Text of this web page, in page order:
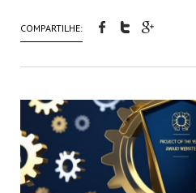
COMPARTILHE: